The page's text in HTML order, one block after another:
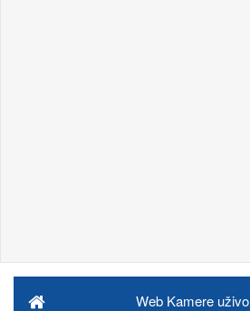
Web Kamere uživo